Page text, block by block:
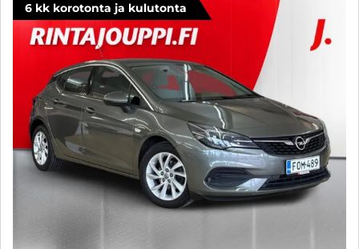
6 kk korotonta ja kulutonta